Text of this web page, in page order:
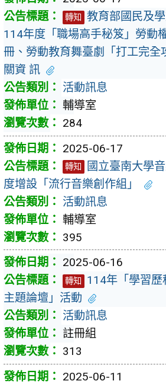
轉知
教育部國民及
114年度「職場高手秘笈」勞動
冊、勞動教育舞臺劇「打工完全
關資 訊
活動訊息
輔導室
284
2025-06-17
轉知
國立臺南大學
度增設「流行音樂創作組」
活動訊息
輔導室
395
2025-06-16
轉知
114年「學習歷
主題論壇」活動
活動訊息
註冊組
313
2025-06-11